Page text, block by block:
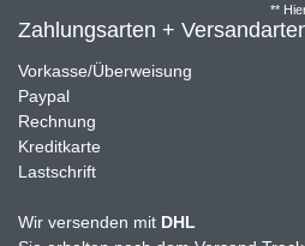
**
Zahlungsarten +
Vorkasse/Überweisung
Paypal
Rechnung
Kreditkarte
Lastschrift
Wir versenden mit DHL